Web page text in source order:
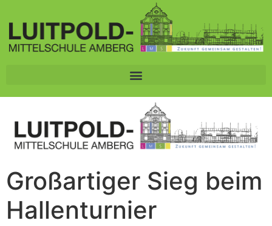
Großartiger Sieg beim
Hallenturnier